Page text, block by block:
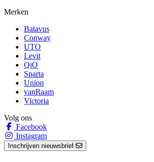
Merken
Batavus
Conway
UTO
Levit
QiO
Sparta
Union
vanRaam
Victoria
Volg ons
Facebook
Instagram
Inschrijven nieuwsbrief